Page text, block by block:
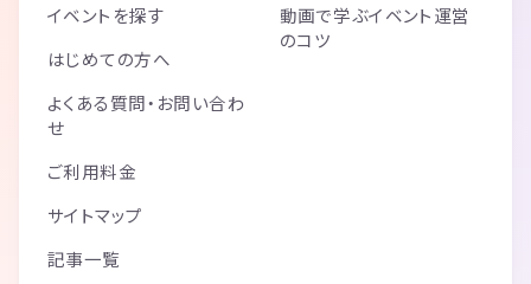
イベントを探す
はじめての方へ
よくある質問・お問い合わ
せ
ご利用料金
サイトマップ
記事一覧
動画で学ぶイベント運営
のコツ